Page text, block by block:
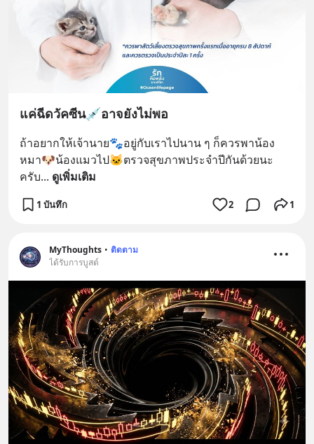
แค่ฉีดวัคซีน💉อาจยังไม่พอ
ถ้าอยากให้เจ้านาย🐾อยู่กับเราไปนาน ๆ ก็ควรพาน้อง
หมา🐶น้องแมวไป🐱ตรวจสุขภาพประจำปีกันด้วยนะ
ครับ... ดูเพิ่มเติม
1 บันทึก 2 1
MyThoughts • ติดตาม
ได้รับการบูสต์